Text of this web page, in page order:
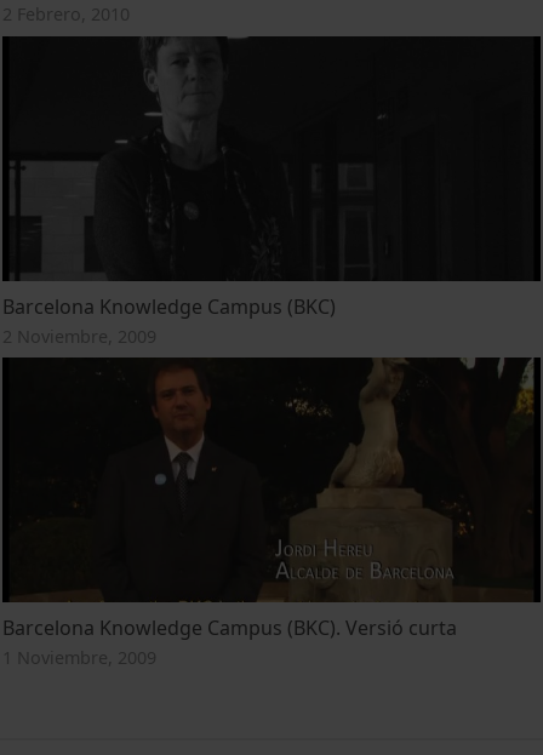
2 Febrero, 2010
Barcelona Knowledge Campus (BKC)
2 Noviembre, 2009
Barcelona Knowledge Campus (BKC). Versió curta
1 Noviembre, 2009